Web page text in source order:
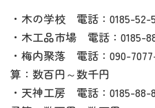
・木の学校 電話：0185-
・木工品市場 電話：0185-
・梅内聚落 電話：090-
算：数百円～数千円
・天神工房 電話：0185-